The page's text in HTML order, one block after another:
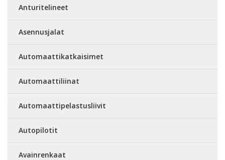
Anturitelineet
Asennusjalat
Automaattikatkaisimet
Automaattiliinat
Automaattipelastusliivit
Autopilotit
Avainrenkaat